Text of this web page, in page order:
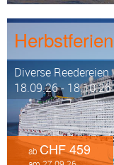
Diverse Reedereien
18.09.26 - 18.10.26
ab CHF 459